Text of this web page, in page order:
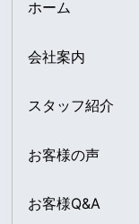
ホーム
会社案内
スタッフ紹介
お客様の声
お客様Q&A